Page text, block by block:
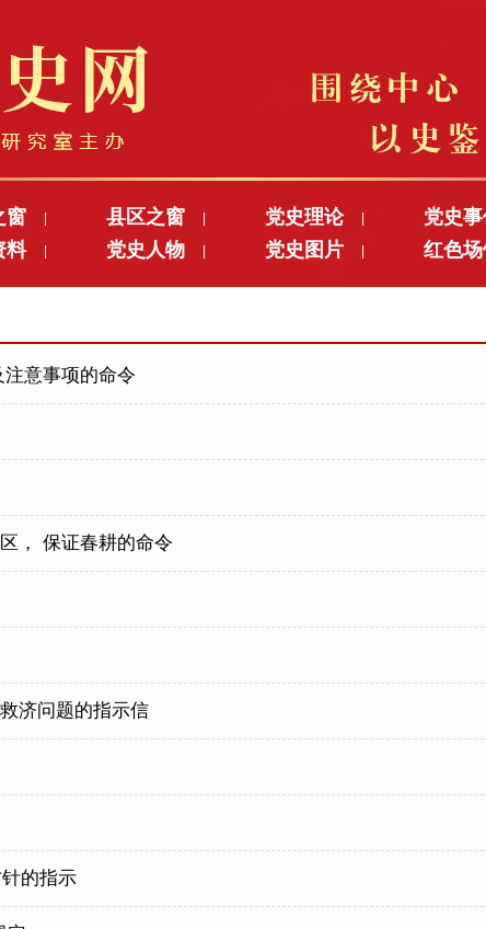
窗 县区之窗 党史理论 党史
料 党史人物 党史图片 红色
意事项的命令
， 保证春耕的命令
济问题的指示信
的指示